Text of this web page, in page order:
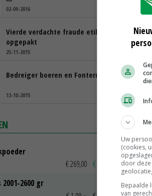
02-09-2016
Vierde verdachte fraude etiketten
opgepakt
25-11-2015
Bedreiger boeren en Fonterra gepakt
13-10-2015
€ 269,00 € 7,00
2600 gr
Uw
(cookies,
door deze
Bepaalde
van